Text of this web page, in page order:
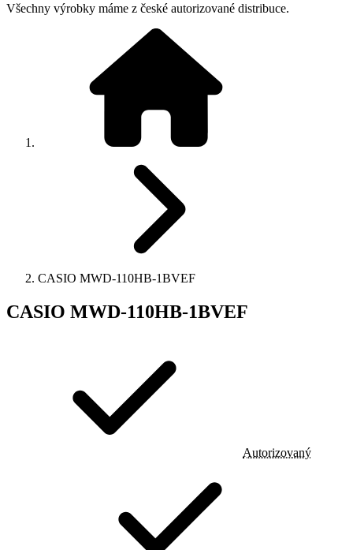
Všechny výrobky máme z české autorizované distribuce.
CASIO MWD-110HB-1BVEF
CASIO MWD-110HB-1BVEF
Autorizovaný